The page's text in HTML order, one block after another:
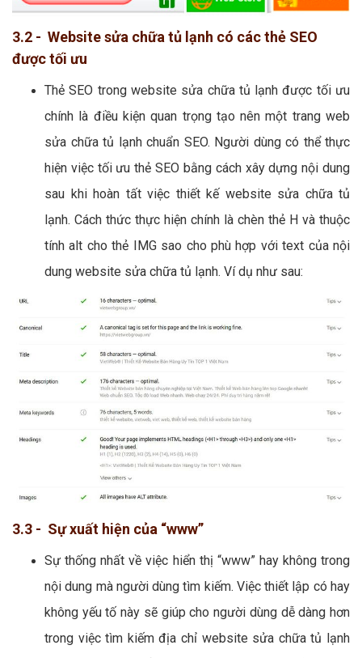
3.2 - Website sửa chữa tủ lạnh có các thẻ SEO
được tối ưu
Thẻ SEO trong website sửa chữa tủ lạnh được tối ưu
chính là điều kiện quan trọng tạo nên một trang web
sửa chữa tủ lạnh chuẩn SEO. Người dùng có thể thực
hiện việc tối ưu thẻ SEO bằng cách xây dựng nội dung
sau khi hoàn tất việc thiết kế website sửa chữa tủ
lạnh. Cách thức thực hiện chính là chèn thẻ H và thuộc
tính alt cho thẻ IMG sao cho phù hợp với text của nội
dung website sửa chữa tủ lạnh. Ví dụ như sau:
3.3 - Sự xuất hiện của “www”
Sự thống nhất về việc hiển thị “www” hay không trong
nội dung mà người dùng tìm kiếm. Việc thiết lập có hay
không yếu tố này sẽ giúp cho người dùng dễ dàng hơn
trong việc tìm kiếm địa chỉ website sửa chữa tủ lạnh